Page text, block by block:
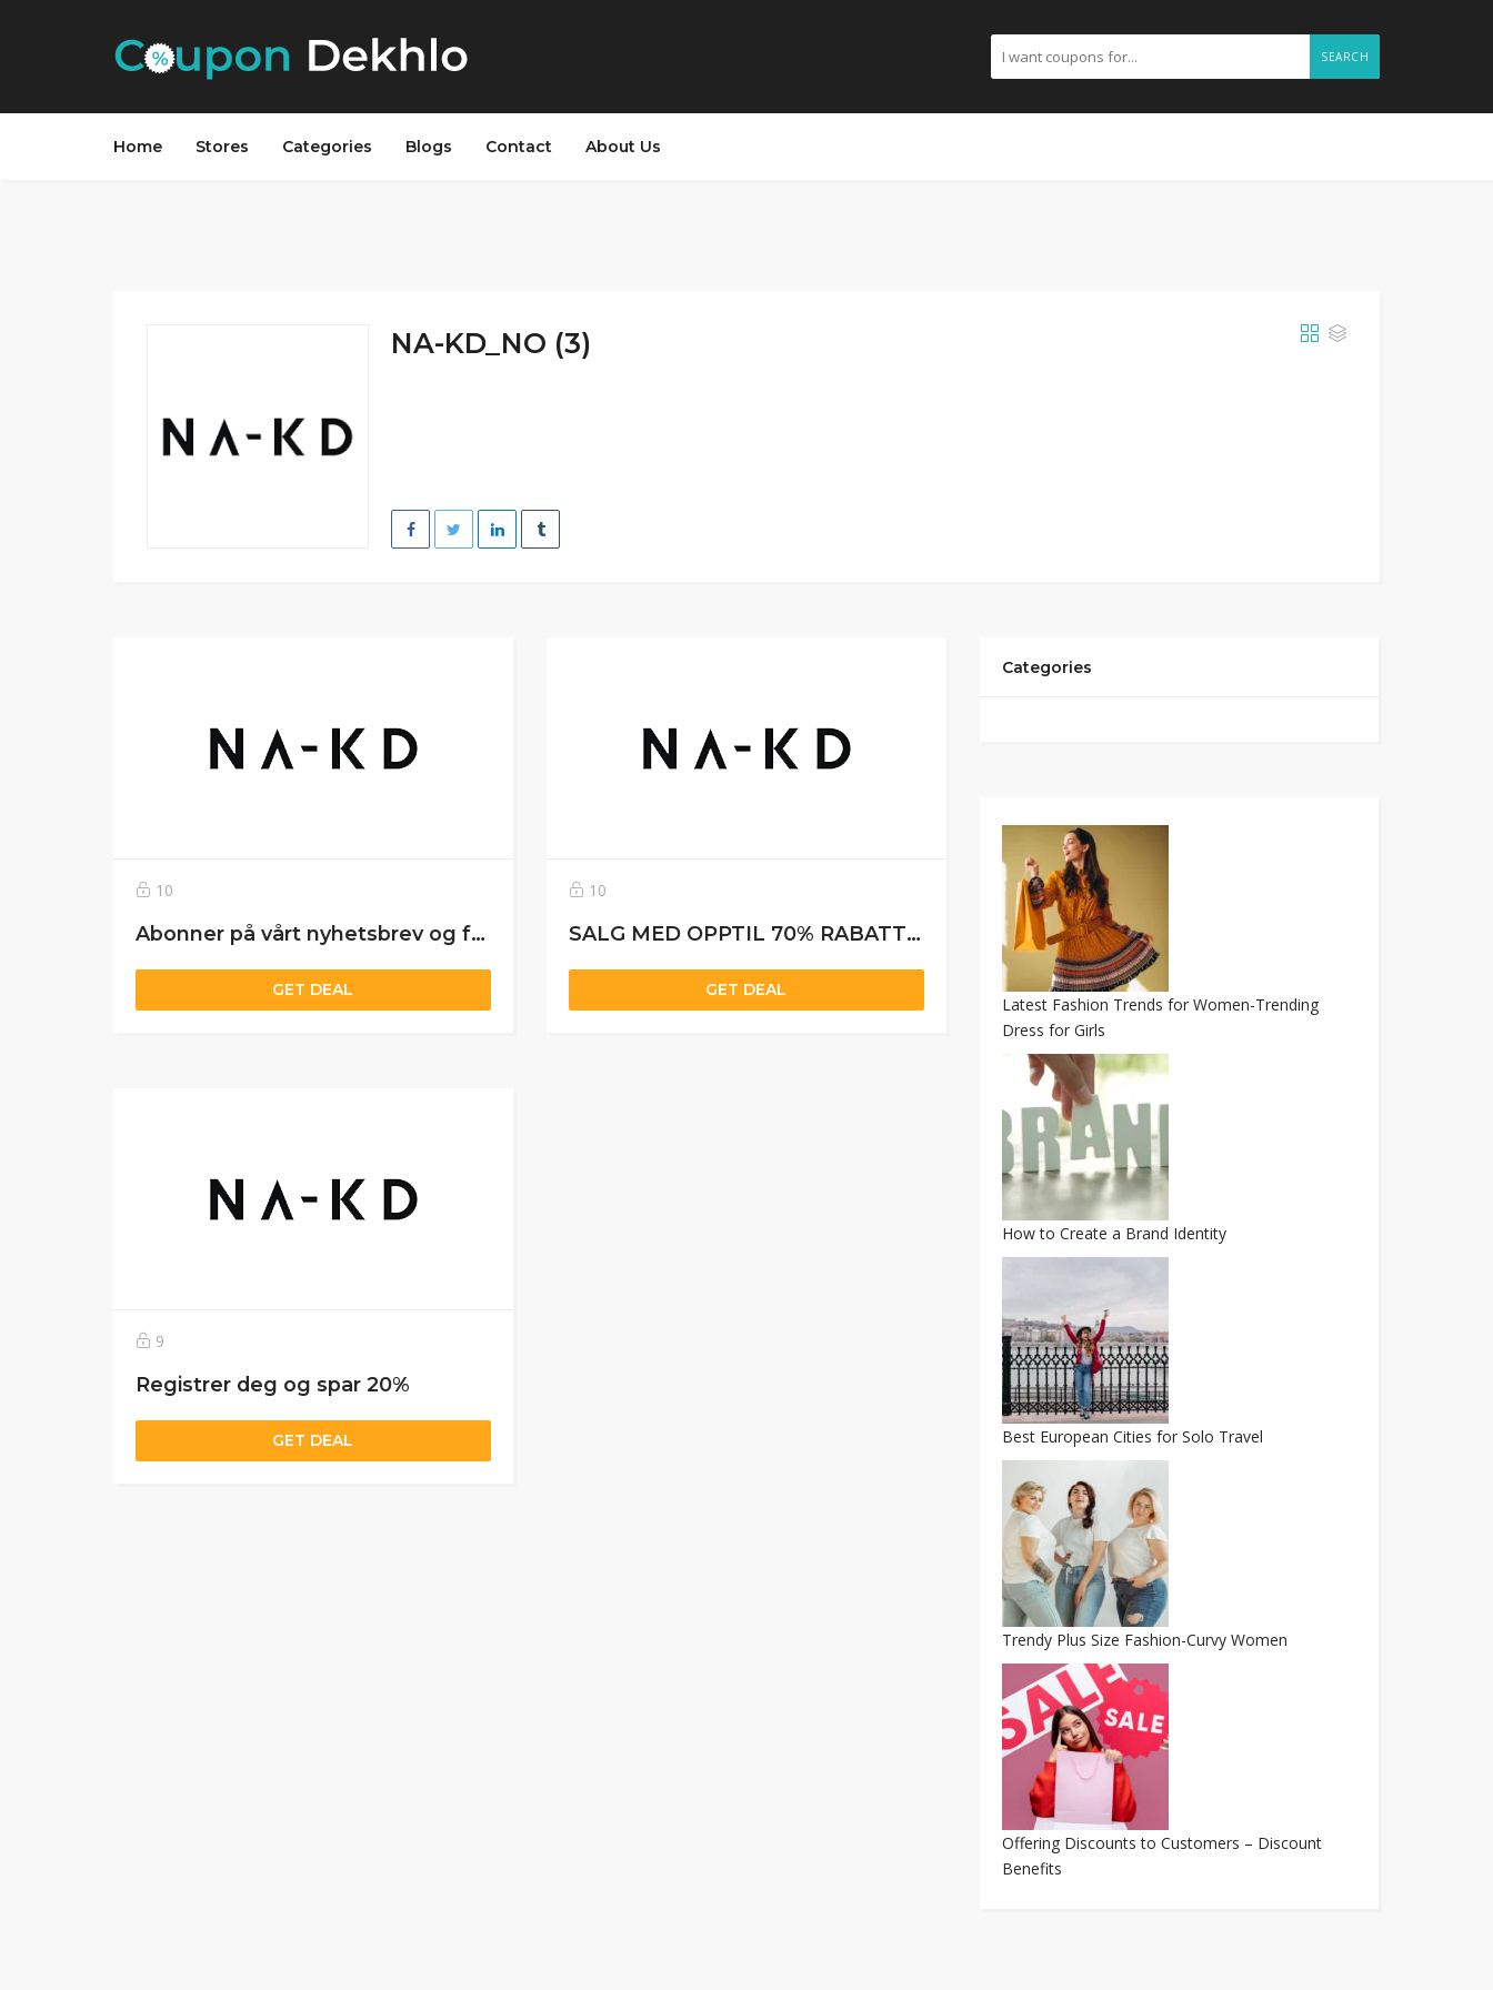
SEARCH
Home Stores Categories Blogs Contact About Us
NA-KD_NO (3)
10
Abonner på vårt nyhetsbrev og få 20% RABATT på den første bestillingen din.
GET DEAL
10
SALG MED OPPTIL 70% RABATT + 20% EKSTRA RABATT
GET DEAL
9
Registrer deg og spar 20%
GET DEAL
Categories
Latest Fashion Trends for Women-Trending
Dress for Girls
How to Create a Brand Identity
Best European Cities for Solo Travel
Trendy Plus Size Fashion-Curvy Women
Offering Discounts to Customers – Discount
Benefits